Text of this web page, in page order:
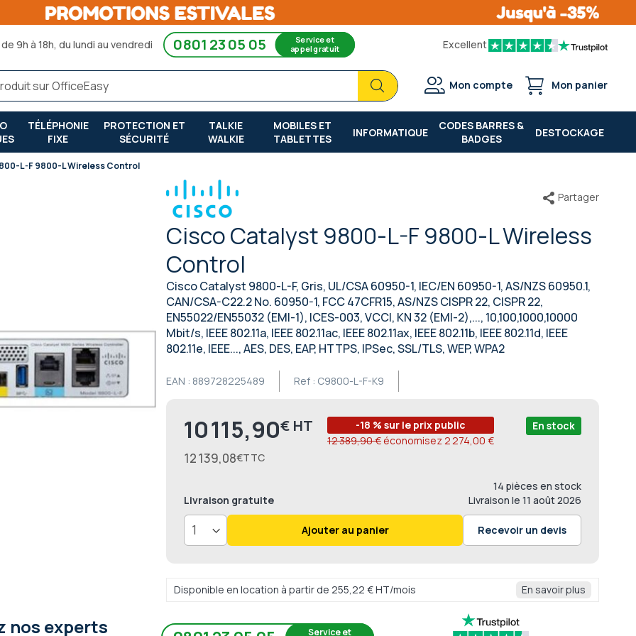
9h à 18h, du lundi au vendredi 0801 23 05 05 Service et
appel gratuit Excellent
Chercher
Chercher
Mon compte Mon panier
TÉLÉPHONIE
FIXE
PROTECTION ET
SÉCURITÉ
TALKIE
WALKIE
MOBILES ET
TABLETTES
INFORMATIQUE
CODES BARRES &
BADGES
DESTOCKAGE
L-F 9800-L Wireless Control
Cisco Catalyst 9800-L-F 9800-L Wireless
Control
Cisco Catalyst 9800-L-F, Gris, UL/CSA 60950-1, IEC/EN 60950-1, AS/NZS 60950.1,
CAN/CSA-C22.2 No. 60950-1, FCC 47CFR15, AS/NZS CISPR 22, CISPR 22,
EN55022/EN55032 (EMI-1), ICES-003, VCCI, KN 32 (EMI-2),..., 10,100,1000,10000
Mbit/s, IEEE 802.11a, IEEE 802.11ac, IEEE 802.11ax, IEEE 802.11b, IEEE 802.11d, IEEE
802.11e, IEEE..., AES, DES, EAP, HTTPS, IPSec, SSL/TLS, WEP, WPA2
EAN : 889728225489 Ref : C9800-L-F-K9
Partager
Prix
10 115,90€
12 139,08€
-18 % sur le prix public
12 389,90 € économisez2 274,00 €
14 pièces en stock
En stock
Livraison le 11 août 2026
Livraison gratuite
Ajouter au panier Recevoir un devis
Disponible en location à partir de 255,22 € HT/mois En savoir plus
nos experts
Service et